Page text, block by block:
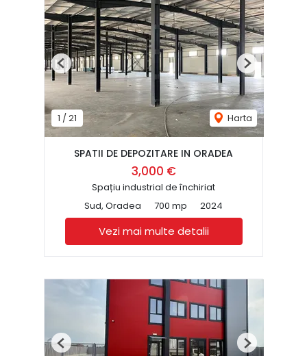
1 /21 Harta
Previous Next
SPATII DE DEPOZITARE IN ORADEA
3,000 €
Spațiu industrial de închiriat
Sud, Oradea
700 mp 2024
Vezi mai multe detalii
Previous Next